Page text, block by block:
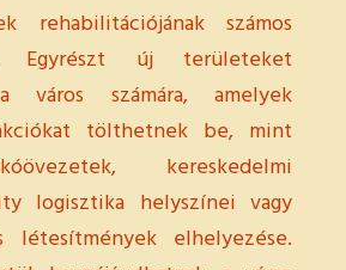
rehabilitációjának számos
Egyrészt új területeket
város számára, amelyek
tölthetnek be, mint
kereskedelmi
logisztika helyszínei vagy
létesítmények elhelyezése.